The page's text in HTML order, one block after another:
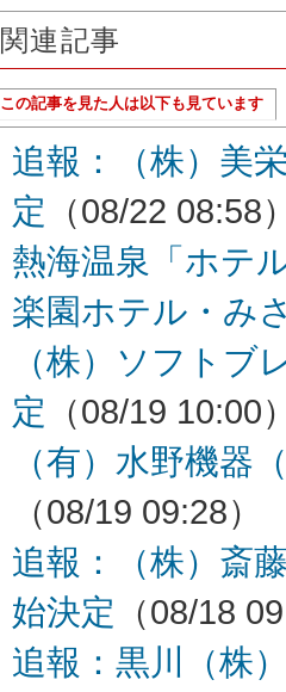
関連記事
この記事を見た人は以下も見ています
追報：（株）美
定 （08/22 08:58
熱海温泉「ホテ
楽園ホテル・み
（株）ソフトブ
定 （08/19 10:00
（有）水野機器
（08/19 09:28）
追報：（株）斎
始決定 （08/18
追報：黒川（株